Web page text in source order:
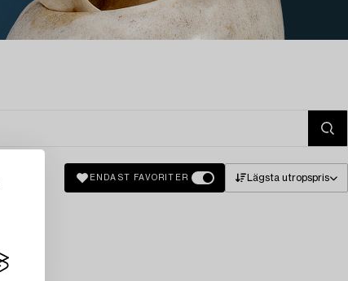
ENDAST FAVORITER Lägsta utropspris